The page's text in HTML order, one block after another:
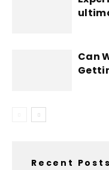
Can
Recent Posts